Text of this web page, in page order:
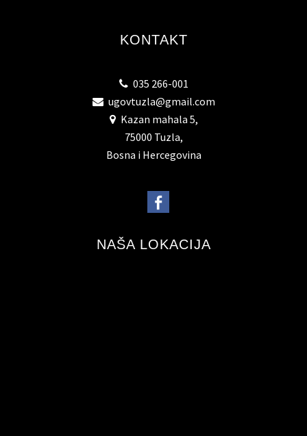
KONTAKT
035 266-001
ugovtuzla@gmail.com
Kazan mahala 5,
75000 Tuzla,
Bosna i Hercegovina
NAŠA LOKACIJA